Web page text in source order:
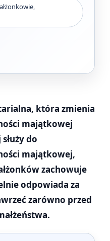
która zmienia
majątkowej
do
majątkowej,
zachowuje
odpowiada za
zarówno przed